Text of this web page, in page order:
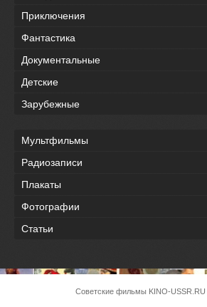
Приключения
Фантастика
Документальные
Детские
Зарубежные
Мультфильмы
Радиозаписи
Плакаты
Фотографии
Статьи
Советские фильмы KINO-USSR.RU